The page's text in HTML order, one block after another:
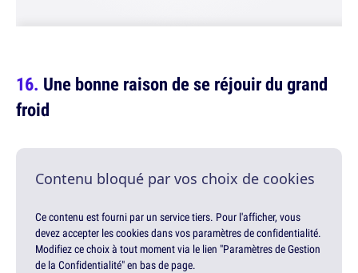
Une bonne raison de se réjouir du grand
froid
Contenu bloqué par vos choix de cookies
Ce contenu est fourni par un service tiers. Pour l'afficher, vous
devez accepter les cookies dans vos paramètres de confidentialité.
Modifiez ce choix à tout moment via le lien "Paramètres de Gestion
de la Confidentialité" en bas de page.